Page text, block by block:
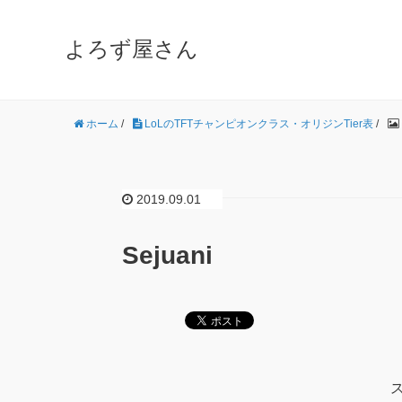
よろず屋さん
ホーム / LoLのTFTチャンピオンクラス・オリジンTier表 /
2019.09.01
Sejuani